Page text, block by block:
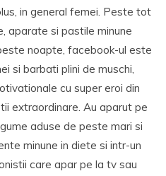
in general femei. Peste tot
aparate si pastile minune
noapte, facebook-ul este
si barbati plini de muschi,
cu super eroi din
extraordinare. Au aparut pe
aduse de peste mari si
minune in diete si intr-un
care apar pe la tv sau